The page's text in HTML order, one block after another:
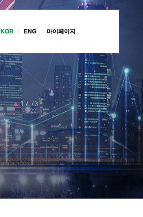
KOR ENG 마이페이지
KOR ENG 마이페이지